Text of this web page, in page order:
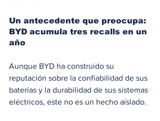
Un antecedente que preocupa:
BYD acumula tres recalls en un
año
Aunque BYD ha construido su
reputación sobre la confiabilidad de sus
baterías y la durabilidad de sus sistemas
eléctricos, este no es un hecho aislado.